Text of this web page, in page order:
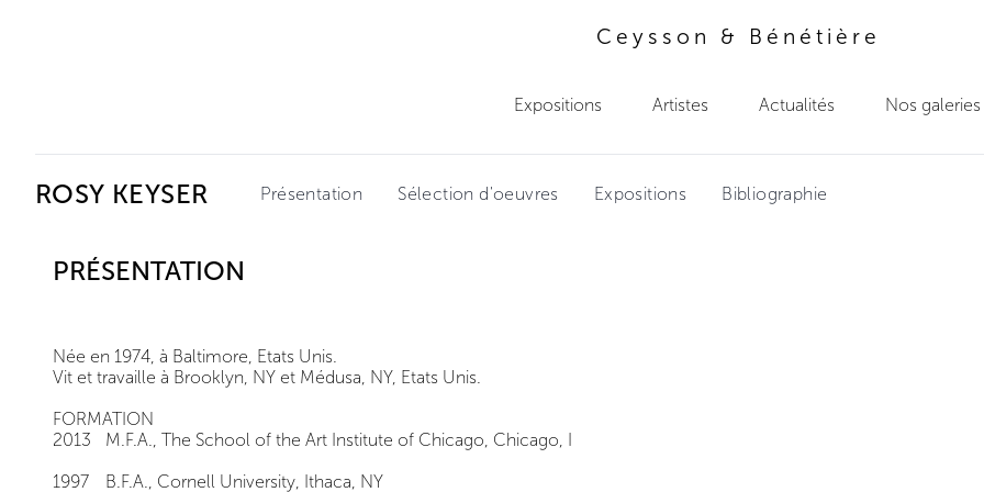
Ceysson & Bénétière
Expositions Artistes Actualités Nos galeries
ROSY KEYSER Présentation Sélection d'oeuvres Expositions Bibliographie
PRÉSENTATION
Née en 1974, à Baltimore, Etats Unis.
Vit et travaille à Brooklyn, NY et Médusa, NY, Etats Unis.
FORMATION
2013
M.F.A., The School of the Art Institute of Chicago, Chicago, I
1997
B.F.A., Cornell University, Ithaca, NY